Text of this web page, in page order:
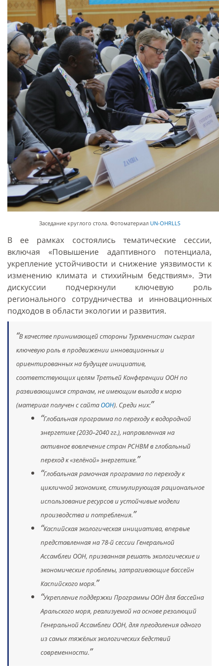
Заседание круглого стола. Фотоматериал UN-OHRLLS
В ее рамках состоялись тематические сессии,
включая «Повышение адаптивного потенциала,
укрепление устойчивости и снижение уязвимости к
изменению климата и стихийным бедствиям». Эти
дискуссии подчеркнули ключевую роль
регионального сотрудничества и инновационных
подходов в области экологии и развития.
В качестве принимающей стороны Туркменистан сыграл
ключевую роль в продвижении инновационных и
ориентированных на будущее инициатив,
соответствующих целям Третьей Конференции ООН по
развивающимся странам, не имеющим выхода к морю
(материал получен с сайта ООН). Среди них:
Глобальная программа по переходу к водородной
энергетике (2030–2040 гг.), направленная на
активное вовлечение стран РСНВМ в глобальный
переход к «зелёной» энергетике.
Глобальная рамочная программа по переходу к
цикличной экономике, стимулирующая рациональное
использование ресурсов и устойчивые модели
производства и потребления.
Каспийская экологическая инициатива, впервые
представленная на 78-й сессии Генеральной
Ассамблеи ООН, призванная решать экологические и
экономические проблемы, затрагивающие бассейн
Каспийского моря.
Укрепление поддержки Программы ООН для бассейна
Аральского моря, реализуемой на основе резолюций
Генеральной Ассамблеи ООН, для преодоления одного
из самых тяжёлых экологических бедствий
современности.